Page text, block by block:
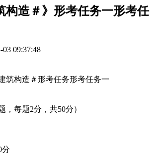
构造＃》形考任务一形考任
09:37:48
筑构造＃形考任务形考任务一
，每题2分，共50分）
分